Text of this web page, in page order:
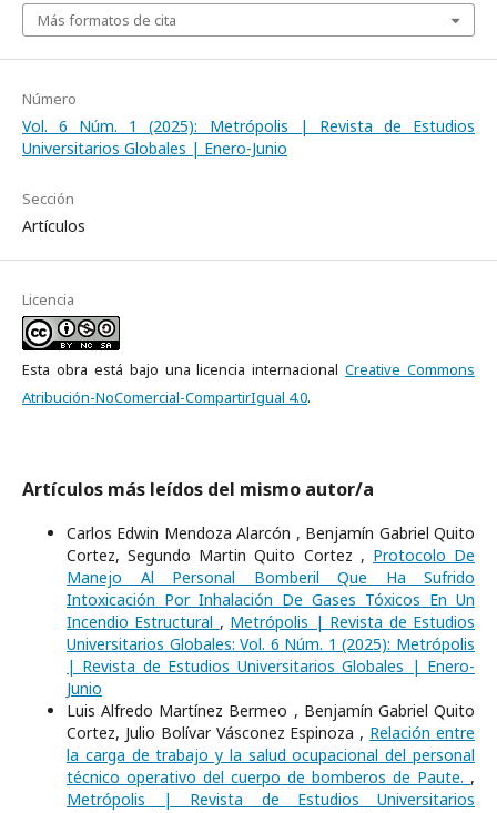
Más formatos de cita
Número
Vol. 6 Núm. 1 (2025): Metrópolis | Revista de Estudios
Universitarios Globales | Enero-Junio
Sección
Artículos
Licencia
Esta obra está bajo una licencia internacionalCreative Commons
Atribución-NoComercial-CompartirIgual 4.0.
Artículos más leídos del mismo autor/a
Carlos Edwin Mendoza Alarcón , Benjamín Gabriel Quito
Cortez, Segundo Martin Quito Cortez , Protocolo De
Manejo Al Personal Bomberil Que Ha Sufrido
Intoxicación Por Inhalación De Gases Tóxicos En Un
Incendio Estructural , Metrópolis | Revista de Estudios
Universitarios Globales: Vol. 6 Núm. 1 (2025): Metrópolis
| Revista de Estudios Universitarios Globales | Enero-
Junio
Luis Alfredo Martínez Bermeo , Benjamín Gabriel Quito
Cortez, Julio Bolívar Vásconez Espinoza , Relación entre
la carga de trabajo y la salud ocupacional del personal
técnico operativo del cuerpo de bomberos de Paute. ,
Metrópolis | Revista de Estudios Universitarios